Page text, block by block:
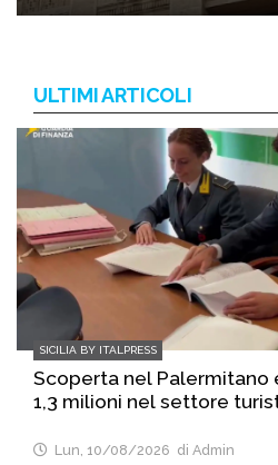
ULTIMI ARTICOLI
SICILIA BY ITALPRESS
Scoperta nel Palermitano
1,3 milioni nel settore
Lun, 10/08/2026 di Admin